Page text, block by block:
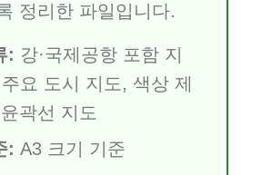
정리한 파일입니다.
: 강·국제공항 포함 지
요 도시 지도, 색상 제
곽선 지도
: A3 크기 기준